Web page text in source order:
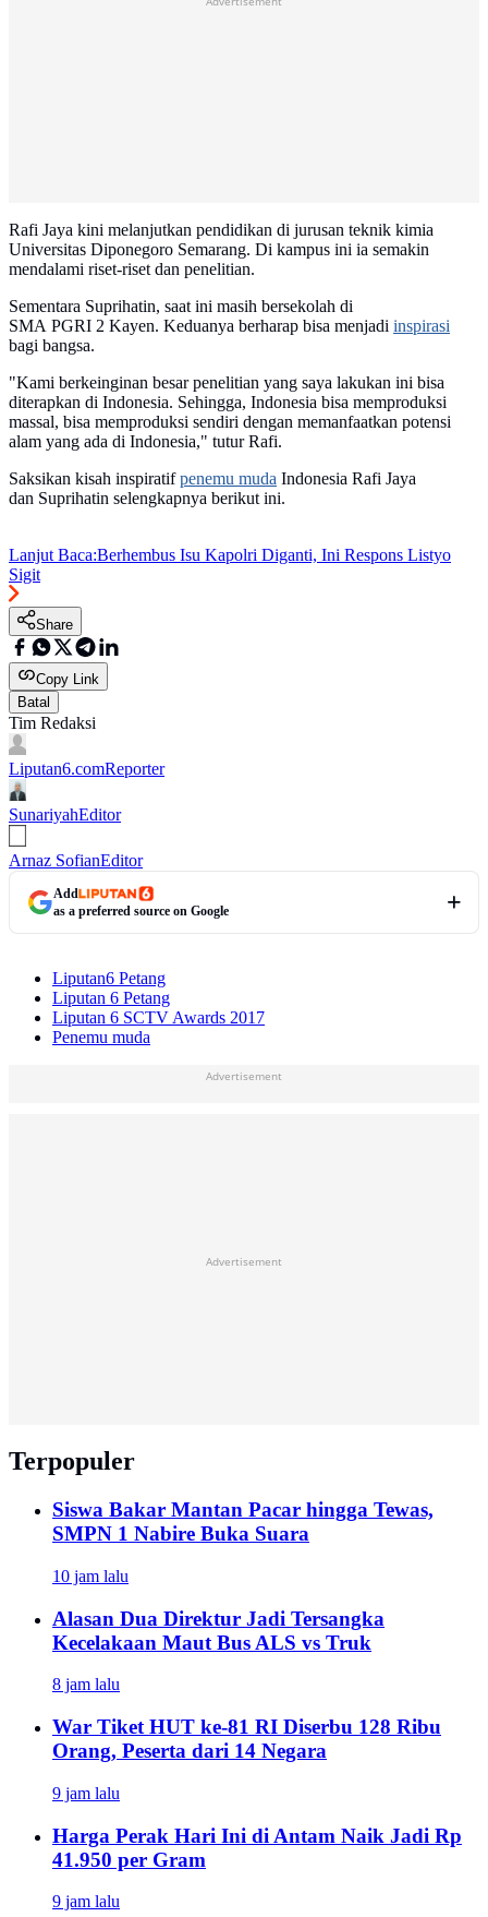
Rafi Jaya kini melanjutkan pendidikan di jurusan teknik kimia
Universitas Diponegoro Semarang. Di kampus ini ia semakin
mendalami riset-riset dan penelitian.
Sementara Suprihatin, saat ini masih bersekolah di
SMA PGRI 2 Kayen. Keduanya berharap bisa menjadi inspirasi
bagi bangsa.
"Kami berkeinginan besar penelitian yang saya lakukan ini bisa
diterapkan di Indonesia. Sehingga, Indonesia bisa memproduksi
massal, bisa memproduksi sendiri dengan memanfaatkan potensi
alam yang ada di Indonesia," tutur Rafi.
Saksikan kisah inspiratifpenemu muda Indonesia Rafi Jaya
dan Suprihatin selengkapnya berikut ini.
Lanjut Baca:Berhembus Isu Kapolri Diganti, Ini Respons Listyo
Sigit
Share
Copy Link
Batal
Tim Redaksi
Liputan6.comReporter
SunariyahEditor
Arnaz SofianEditor
Add
as a preferred source on Google
Liputan6 Petang
Liputan 6 Petang
Liputan 6 SCTV Awards 2017
Penemu muda
Advertisement
Advertisement
Terpopuler
Siswa Bakar Mantan Pacar hingga Tewas,
SMPN 1 Nabire Buka Suara
10 jam lalu
Alasan Dua Direktur Jadi Tersangka
Kecelakaan Maut Bus ALS vs Truk
8 jam lalu
War Tiket HUT ke-81 RI Diserbu 128 Ribu
Orang, Peserta dari 14 Negara
9 jam lalu
Harga Perak Hari Ini di Antam Naik Jadi Rp
41.950 per Gram
9 jam lalu